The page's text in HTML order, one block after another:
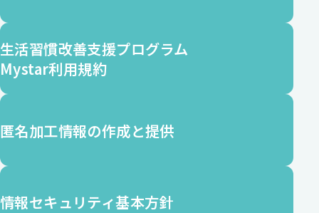
生活習慣改善支援プログラム
Mystar利用規約
匿名加工情報の作成と提供
情報セキュリティ基本方針